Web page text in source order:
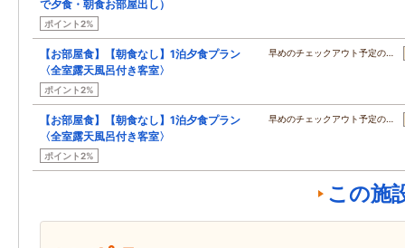
で夕食・朝食お部屋出し）
ポイント2%
【お部屋食】【朝食なし】1泊夕食プラン
〈全室露天風呂付き客室〉
ポイント2%
早めのチェックアウト予定の…
【お部屋食】【朝食なし】1泊夕食プラン
〈全室露天風呂付き客室〉
ポイント2%
早めのチェックアウト予定の…
この施